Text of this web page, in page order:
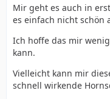
Mir geht es auch in
es einfach nicht schön
Ich hoffe das mir
kann.
Vielleicht kann mir
schnell wirkende